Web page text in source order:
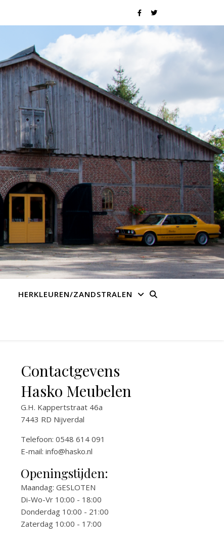
HERKLEUREN/ZANDSTRALEN
Contactgevens
Hasko Meubelen
G.H. Kappertstraat 46a
7443 RD Nijverdal
Telefoon: 0548 614 091
E-mail: info@hasko.nl
Openingstijden:
Maandag: GESLOTEN
Di-Wo-Vr 10:00 - 18:00
Donderdag 10:00 - 21:00
Zaterdag 10:00 - 17:00